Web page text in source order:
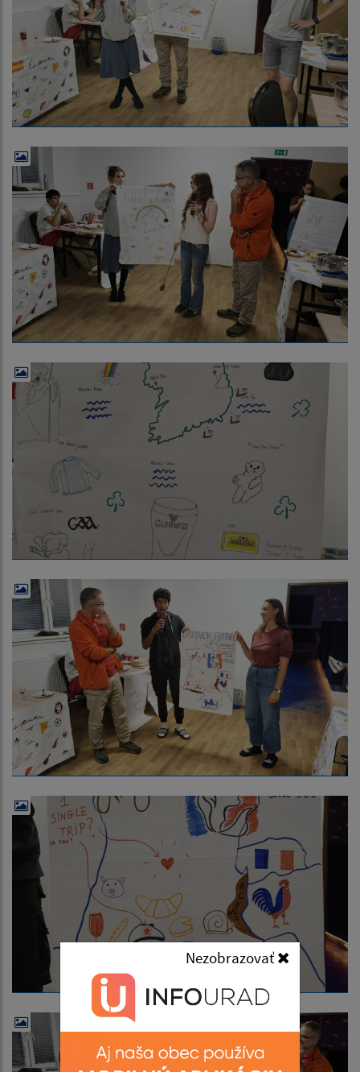
Nezobrazovať